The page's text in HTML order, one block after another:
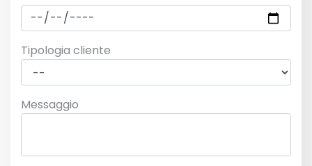
Tipologia cliente
Messaggio